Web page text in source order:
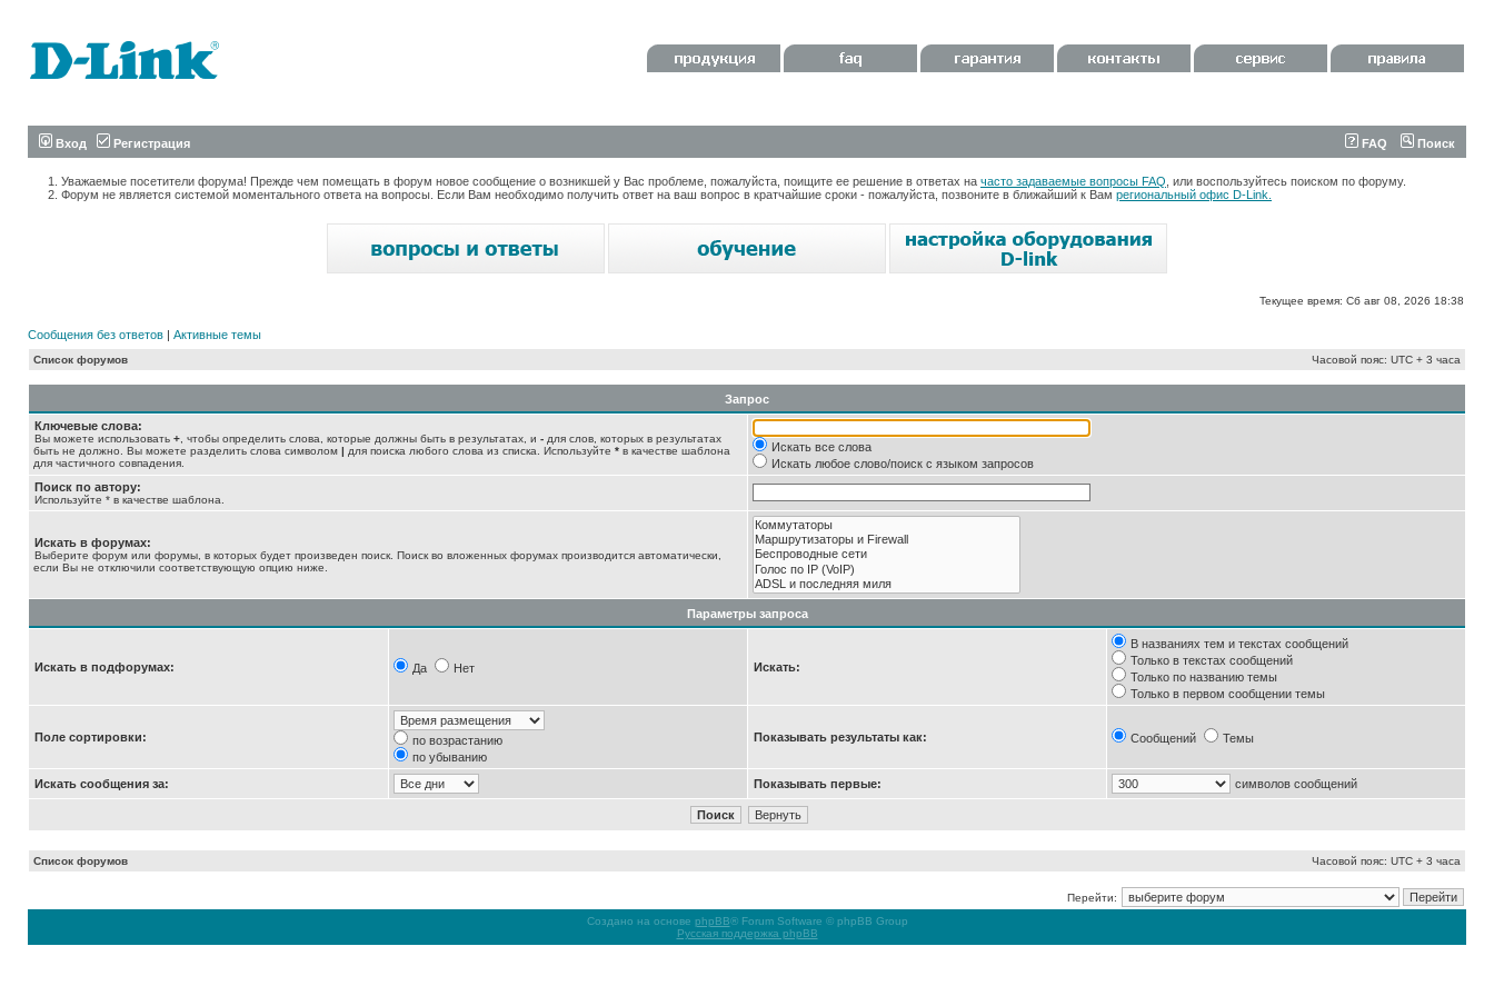
Вход Регистрация FAQ Поиск
Уважаемые посетители форума! Прежде чем помещать в форум новое сообщение о возникшей у Вас проблеме, пожалуйста, поищите ее решение в ответах на часто задаваемые вопросы FAQ , или воспользуйтесь поиском по форуму.
Форум не является системой моментального ответа на вопросы. Если Вам необходимо получить ответ на ваш вопрос в кратчайшие сроки - пожалуйста, позвоните в ближайший к Вам региональный офис D-Link.
Текущее время: Сб авг 08, 2026 18:38
Сообщения без ответов | Активные темы
Список форумов Часовой пояс: UTC + 3 часа
Запрос
Ключевые слова:
Вы можете использовать + , чтобы определить слова, которые должны быть в результатах, и - для слов, которых в результатах
быть не должно. Вы можете разделить слова символом | для поиска любого слова из списка. Используйте * в качестве шаблона
для частичного совпадения.
Искать все слова
Искать любое слово/поиск с языком запросов
Поиск по автору:
Используйте * в качестве шаблона.
Искать в форумах:
Выберите форум или форумы, в которых будет произведен поиск. Поиск во вложенных форумах производится автоматически,
если Вы не отключили соответствующую опцию ниже.
Параметры запроса
Искать в подфорумах: Да Нет Искать:
В названиях тем и текстах сообщений
Только в текстах сообщений
Только по названию темы
Только в первом сообщении темы
Поле сортировки:
по возрастанию
по убыванию
Показывать результаты как: Сообщений Темы
Искать сообщения за: Показывать первые: символов сообщений
Список форумов Часовой пояс: UTC + 3 часа
Перейти:
Создано на основе phpBB® Forum Software © phpBB Group
Русская поддержка phpBB